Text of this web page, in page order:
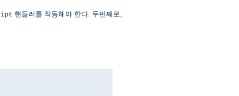
핸들러를 작동해야 한다. 두번째로,